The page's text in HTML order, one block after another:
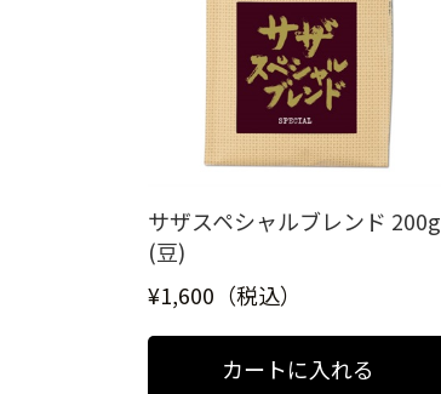
サザスペシャルブレンド 200g
(豆)
¥1,600（税込）